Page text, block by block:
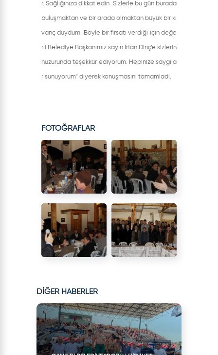
r. Sağlığınıza dikkat edin. Sizlerle bu gün burada
buluşmaktan ve bir arada olmaktan büyük bir kı
vanç duydum. Böyle bir fırsatı verdiği için değe
rli Belediye Başkanımız sayın İrfan Dinç’e sizlerin
huzurunda teşekkür ediyorum. Hepinize saygıla
r sunuyorum” diyerek konuşmasını tamamladı.
FOTOĞRAFLAR
DİĞER HABERLER